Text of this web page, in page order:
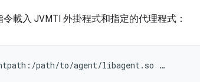
載入 JVMTI 外掛程式和指定的代理程式：
path/to/agent/libagent.so …